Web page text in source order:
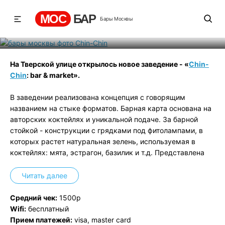
МОС БАР Бары Москвы
На Тверской улице открылось новое заведение - «Chin-
Chin: bar & market».
В заведении реализована концепция с говорящим
названием на стыке форматов. Барная карта основана на
авторских коктейлях и уникальной подаче. За барной
стойкой - конструкции с грядками под фитолампами, в
которых растет натуральная зелень, используемая в
коктейлях: мята, эстрагон, базилик и т.д. Представлена
собственным брендом с демпинговыми ценами. На
стадии реализации формат VR-бара, который
подразумевает подачу коктейлей с vr-очками, в которых
каждый мир создан под конкретный коктейль и всецело
дополняет содержимое бокала. Также в заведении
Читать далее
Средний чек: 1500р
Wifi: бесплатный
Прием платежей: visa, master card